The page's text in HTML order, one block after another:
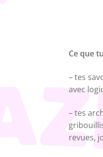
Ce que
– tes
avec
– tes
revues,